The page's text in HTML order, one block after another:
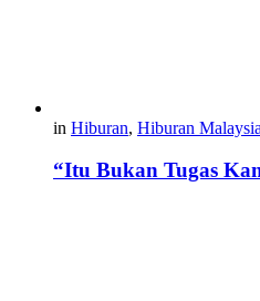
in Hiburan, Hiburan Malaysia
“Itu Bukan Tugas